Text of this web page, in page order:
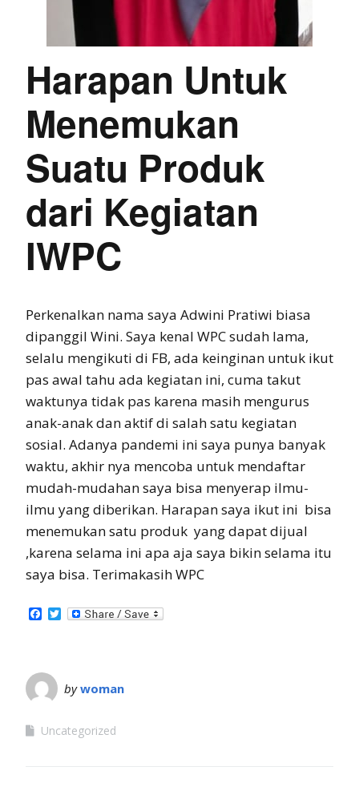
Harapan Untuk
Menemukan
Suatu Produk
dari Kegiatan
IWPC
Perkenalkan nama saya Adwini Pratiwi biasa
dipanggil Wini. Saya kenal WPC sudah lama,
selalu mengikuti di FB, ada keinginan untuk ikut
pas awal tahu ada kegiatan ini, cuma takut
waktunya tidak pas karena masih mengurus
anak-anak dan aktif di salah satu kegiatan
sosial. Adanya pandemi ini saya punya banyak
waktu, akhir nya mencoba untuk mendaftar
mudah-mudahan saya bisa menyerap ilmu-
ilmu yang diberikan. Harapan saya ikut ini bisa
menemukan satu produk yang dapat dijual
,karena selama ini apa aja saya bikin selama itu
saya bisa. Terimakasih WPC
Facebook
Twitter
bywoman
Uncategorized